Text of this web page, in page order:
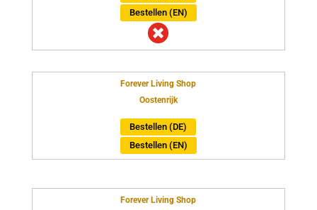
Bestellen (EN)

Forever Living Shop
Oostenrijk
Bestellen (DE)
Bestellen (EN)
Forever Living Shop